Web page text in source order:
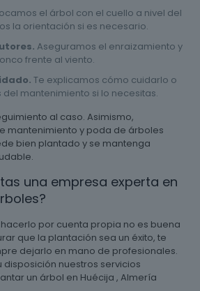
el árbol con el cuello a nivel del
la orientación si es necesario.
Aseguramos el enraizamiento y
frente al viento.
Te explicamos cómo cuidarlo o
mantenimiento si lo necesitas.
al caso. Asimismo,
mantenimiento y poda de árboles
bien plantado y se mantenga
una empresa experta en
por cuenta propia no es buena
que la plantación sea un éxito, te
dejarlo en mano de profesionales.
disposición nuestros servicios
un árbol en Huécija , Almería